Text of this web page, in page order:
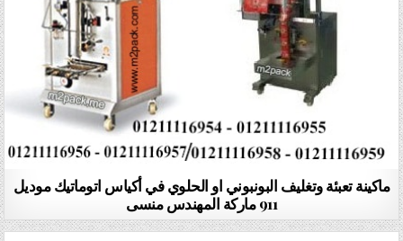
ماكينة تعبئة وتغليف البونبوني او الحلوي في أكياس اتوماتيك موديل
911 ماركة المهندس منسى